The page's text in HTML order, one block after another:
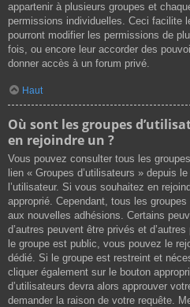
appartenir à plusieurs groupes et
permissions individuelles. Ceci facilite
pourront modifier les permissions de
fois, ou encore leur accorder des
donner accès à un forum privé.
Haut
Où sont les groupes
en rejoindre un ?
Vous pouvez consulter tous les
lien « Groupes d’utilisateurs » depuis
l’utilisateur. Si vous souhaitez en
approprié. Cependant, tous les
aux nouvelles adhésions. Certains
d’autres peuvent être privés et
le groupe est public, vous pouvez le
dédié. Si le groupe est restreint et
cliquer également sur le bouton
d’utilisateurs devra alors approuver
demander la raison de votre requête.